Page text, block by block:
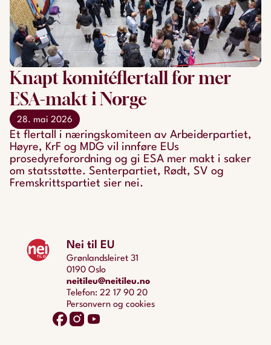
Knapt komitéflertall for mer
ESA-makt i Norge
28. mai 2026
Et flertall i næringskomiteen av Arbeiderpartiet,
Høyre, KrF og MDG vil innføre EUs
prosedyreforordning og gi ESA mer makt i saker
om statsstøtte. Senterpartiet, Rødt, SV og
Fremskrittspartiet sier nei.
Nei til EU
Grønlandsleiret 31
0190 Oslo
neitileu@neitileu.no
Telefon: 22 17 90 20
Personvern og cookies